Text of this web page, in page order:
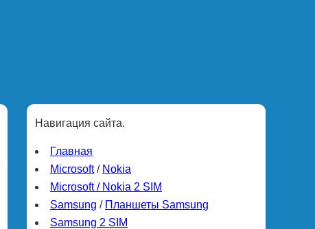
Навигация сайта.
Главная
Microsoft/ Nokia
Microsoft / Nokia 2 SIM
Samsung / Планшеты Samsung
Samsung 2 SIM